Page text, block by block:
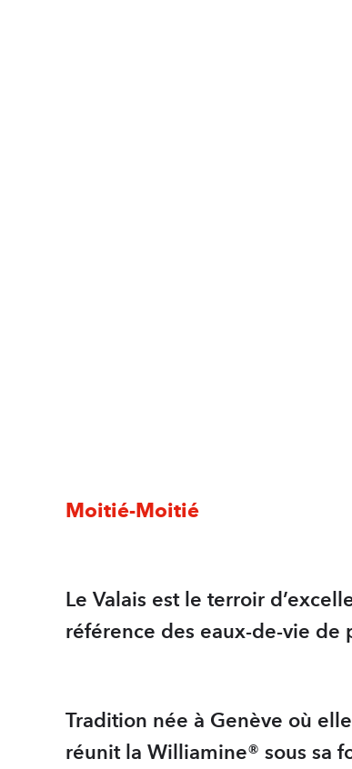
Moitié-Moitié
Le Valais est le terroir
référence des eaux-de-vie de
Tradition née à Genève où
réunit la Williamine® sous sa